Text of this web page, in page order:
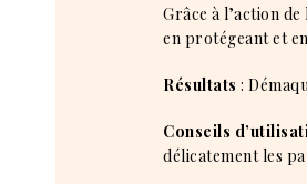
Grâce à l’action
en protégeant et
Résultats :
Conseils
délicatement les